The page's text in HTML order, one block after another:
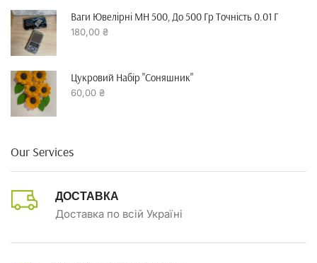
Ваги Ювелірні MH 500, До 500 Гр Точність 0.01 Г
180,00 ₴
Цукровий Набір "Соняшник"
60,00 ₴
Our Services
ДОСТАВКА
Доставка по всій Україні